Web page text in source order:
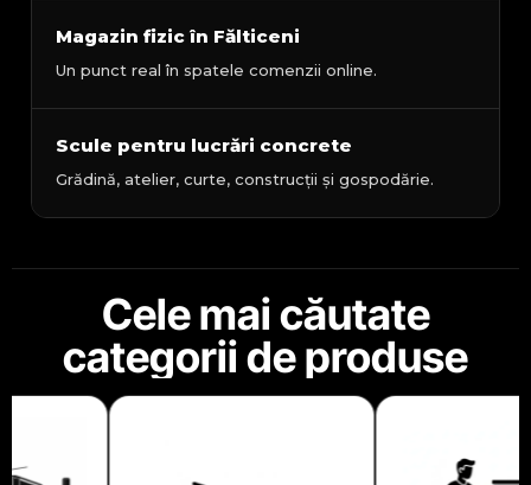
Magazin fizic în Fălticeni
Un punct real în spatele comenzii online.
Scule pentru lucrări concrete
Grădină, atelier, curte, construcții și gospodărie.
Cele mai căutate
categorii de produse